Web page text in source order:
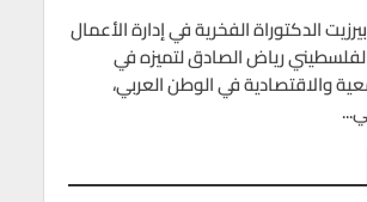
الدكتوراة الفخرية في إدارة الأعمال
رياض الصادق لتميزه في
والاقتصادية في الوطن العربي،